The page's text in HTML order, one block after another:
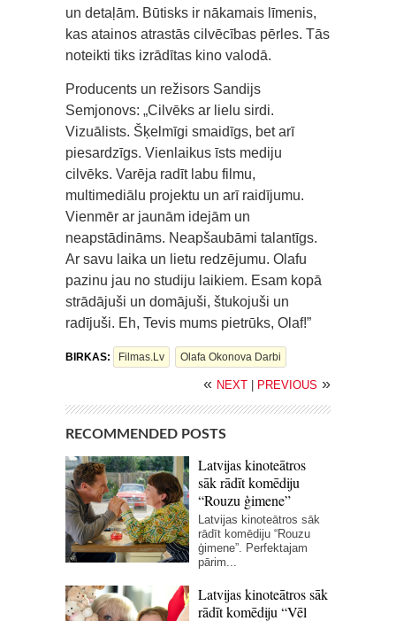
un detaļām. Būtisks ir nākamais līmenis,
kas atainos atrastās cilvēcības pērles. Tās
noteikti tiks izrādītas kino valodā.
Producents un režisors Sandijs
Semjonovs: „Cilvēks ar lielu sirdi.
Vizuālists. Šķelmīgi smaidīgs, bet arī
piesardzīgs. Vienlaikus īsts mediju
cilvēks. Varēja radīt labu filmu,
multimediālu projektu un arī raidījumu.
Vienmēr ar jaunām idejām un
neapstādināms. Neapšaubāmi talantīgs.
Ar savu laika un lietu redzējumu. Olafu
pazinu jau no studiju laikiem. Esam kopā
strādājuši un domājuši, štukojuši un
radījuši. Eh, Tevis mums pietrūks, Olaf!”
BIRKAS: Filmas.lv Olafa Okonova Darbi
« NEXT PREVIOUS »
RECOMMENDED POSTS
Latvijas kinoteātros
sāk rādīt komēdiju
“Rouzu ģimene”
Latvijas kinoteātros sāk
rādīt komēdiju “Rouzu
ģimene”. Perfektajam
pārim...
Latvijas kinoteātros sāk
rādīt komēdiju “Vēl